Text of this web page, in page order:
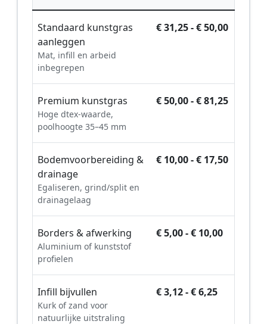
Standaard kunstgras
aanleggen
Mat, infill en arbeid
inbegrepen
€ 31,25 - € 50,00
Premium kunstgras
Hoge dtex-waarde,
poolhoogte 35–45 mm
€ 50,00 - € 81,25
Bodemvoorbereiding &
drainage
Egaliseren, grind/split en
drainagelaag
€ 10,00 - € 17,50
Borders & afwerking
Aluminium of kunststof
profielen
€ 5,00 - € 10,00
Infill bijvullen
Kurk of zand voor
natuurlijke uitstraling
€ 3,12 - € 6,25